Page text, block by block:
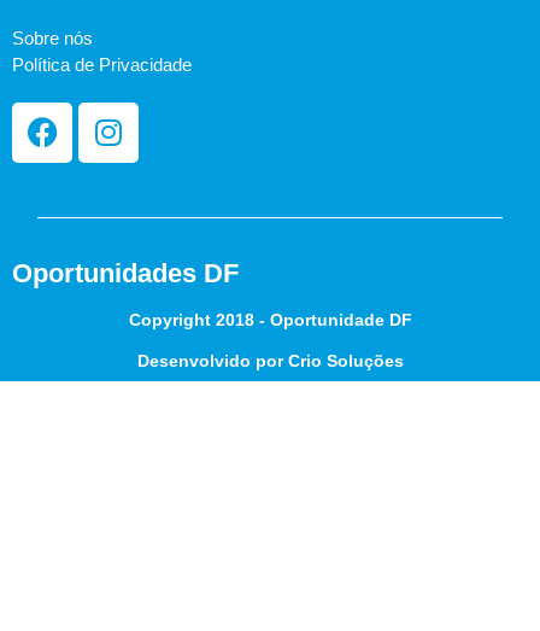
Sobre nós
Política de Privacidade
Oportunidades DF
Copyright 2018 - Oportunidade DF
Desenvolvido por Crio Soluções